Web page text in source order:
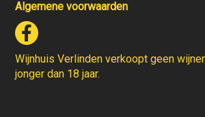
Algemene voorwaarden
Wijnhuis Verlinden verkoopt geen
jonger dan 18 jaar.